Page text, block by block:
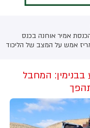
הכנסת אמיר אוחנה בכנס
אמש על המצב של הליכוד
בבנימין: המחבל